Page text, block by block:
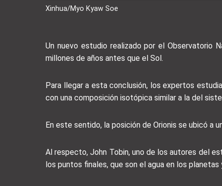
Xinhua/Myo Kyaw Soe
Un nuevo estudio realizado por el Observatorio
millones de años antes que el Sol.
Para llegar a esta conclusión, los expertos
con una composición isotópica similar a la del
En este sentido, la posición de Orionis se ubicó a
Al respecto, John Tobin, uno de los autores del
los puntos finales, que son el agua en los